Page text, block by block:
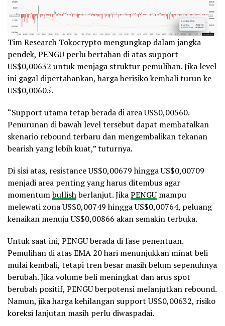
Tim Research Tokocrypto mengungkap dalam jangka
pendek, PENGU perlu bertahan di atas support
US$0,00632 untuk menjaga struktur pemulihan. Jika level
ini gagal dipertahankan, harga berisiko kembali turun ke
US$0,00605.
“Support utama tetap berada di area US$0,00560.
Penurunan di bawah level tersebut dapat membatalkan
skenario rebound terbaru dan mengembalikan tekanan
bearish yang lebih kuat,” tuturnya.
Di sisi atas, resistance US$0,00679 hingga US$0,00709
menjadi area penting yang harus ditembus agar
momentumbullishberlanjut. JikaPENGUmampu
melewati zona US$0,00749 hingga US$0,00764, peluang
kenaikan menuju US$0,00866 akan semakin terbuka.
Untuk saat ini, PENGU berada di fase penentuan.
Pemulihan di atas EMA 20 hari menunjukkan minat beli
mulai kembali, tetapi tren besar masih belum sepenuhnya
berubah. Jika volume beli meningkat dan arus spot
berubah positif, PENGU berpotensi melanjutkan rebound.
Namun, jika harga kehilangan support US$0,00632, risiko
koreksi lanjutan masih perlu diwaspadai.